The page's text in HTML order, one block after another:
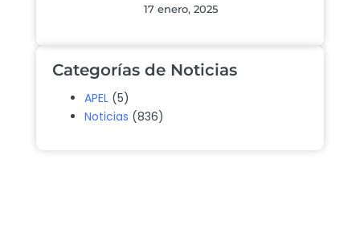
17 enero, 2025
Categorías de Noticias
APEL (5)
Noticias (836)